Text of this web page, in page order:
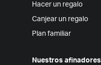
Hacer un regalo
Canjear un regalo
Plan familiar
Nuestros afinadores